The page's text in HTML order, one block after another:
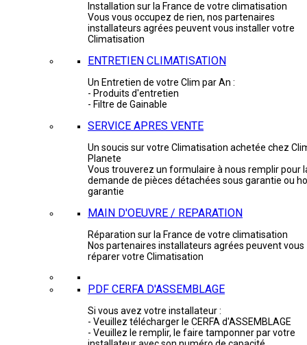
Installation sur la France de votre climatisation
Vous vous occupez de rien, nos partenaires
installateurs agrées peuvent vous installer votre
Climatisation
ENTRETIEN CLIMATISATION
Un Entretien de votre Clim par An :
- Produits d'entretien
- Filtre de Gainable
SERVICE APRES VENTE
Un soucis sur votre Climatisation achetée chez
Planete
Vous trouverez un formulaire à nous remplir pour
demande de pièces détachées sous garantie ou
garantie
MAIN D'OEUVRE / REPARATION
Réparation sur la France de votre climatisation
Nos partenaires installateurs agrées peuvent vous
réparer votre Climatisation
PDF CERFA D'ASSEMBLAGE
Si vous avez votre installateur :
- Veuillez télécharger le CERFA d'ASSEMBLAGE
- Veuillez le remplir, le faire tamponner par votre